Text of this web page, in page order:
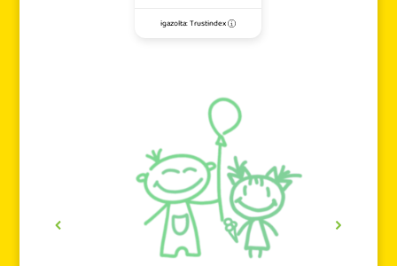
igazolta: Trustindex